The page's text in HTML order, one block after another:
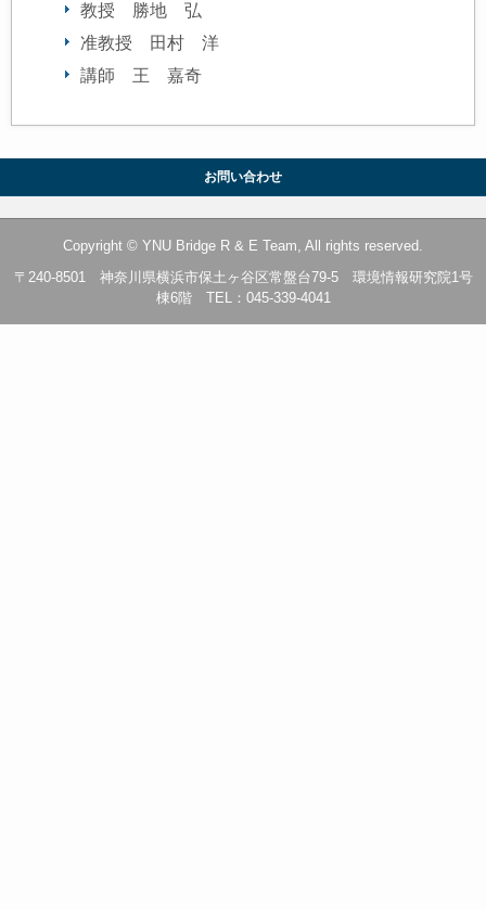
教授 勝地 弘
准教授 田村 洋
講師 王 嘉奇
お問い合わせ
Copyright © YNU Bridge R & E Team, All rights reserved.
〒240-8501 神奈川県横浜市保土ヶ谷区常盤台79-5 環境情報研究院1号
棟6階 TEL：045-339-4041